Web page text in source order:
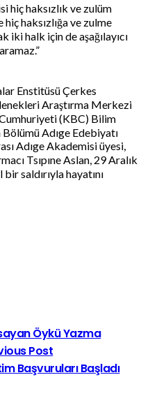
hiç haksızlık ve zulüm
haksızlığa ve zulme
iki halk için de aşağılayıcı
Enstitüsü Çerkes
Araştırma Merkezi
(KBC) Bilim
Adıge Edebiyatı
Adıge Akademisi üyesi,
Tsıpıne Aslan, 29 Aralık
saldırıyla hayatını
Öykü Yazma
Post
Başvuruları Başladı